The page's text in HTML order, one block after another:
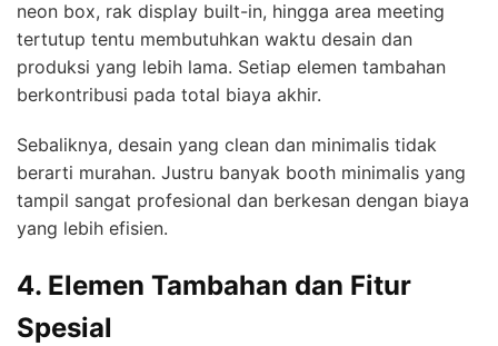
neon box, rak display built-in, hingga area meeting
tertutup tentu membutuhkan waktu desain dan
produksi yang lebih lama. Setiap elemen tambahan
berkontribusi pada total biaya akhir.
Sebaliknya, desain yang clean dan minimalis tidak
berarti murahan. Justru banyak booth minimalis yang
tampil sangat profesional dan berkesan dengan biaya
yang lebih efisien.
4. Elemen Tambahan dan Fitur
Spesial